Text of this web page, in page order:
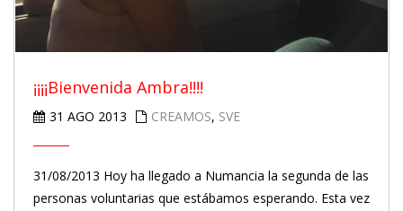
¡¡¡¡Bienvenida Ambra!!!!
31 AGO 2013 CREAMOS, SVE
31/08/2013 Hoy ha llegado a Numancia la segunda de las
personas voluntarias que estábamos esperando. Esta vez